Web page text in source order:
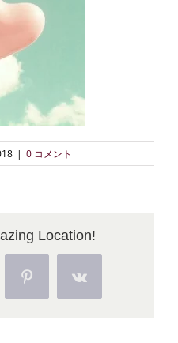
| 0 コメント
Location!
PinterestVk